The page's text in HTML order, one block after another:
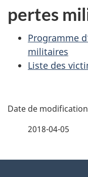
pertes
Programme
militaires
Liste des
D
2018-04-05